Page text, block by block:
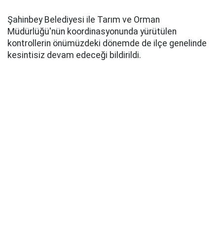
Şahinbey Belediyesi ile Tarım ve Orman
Müdürlüğü'nün koordinasyonunda yürütülen
kontrollerin önümüzdeki dönemde de ilçe genelinde
kesintisiz devam edeceği bildirildi.